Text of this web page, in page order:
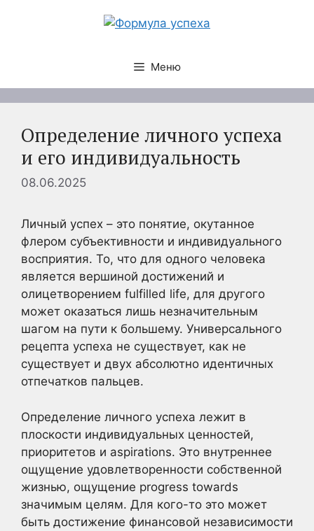
Меню
Определение личного успеха
и его индивидуальность
08.06.2025
Личный успех – это понятие, окутанное
флером субъективности и индивидуального
восприятия. То, что для одного человека
является вершиной достижений и
олицетворением fulfilled life, для другого
может оказаться лишь незначительным
шагом на пути к большему. Универсального
рецепта успеха не существует, как не
существует и двух абсолютно идентичных
отпечатков пальцев.
Определение личного успеха лежит в
плоскости индивидуальных ценностей,
приоритетов и aspirations. Это внутреннее
ощущение удовлетворенности собственной
жизнью, ощущение progress towards
значимым целям. Для кого-то это может
быть достижение финансовой независимости